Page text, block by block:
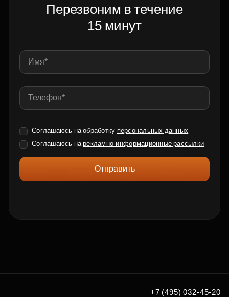
Перезвоним в течение
15 минут
Соглашаюсь на обработку персональных данных
Соглашаюсь нарекламно-информационные рассылки
Отправить
+7 (495) 032-45-20